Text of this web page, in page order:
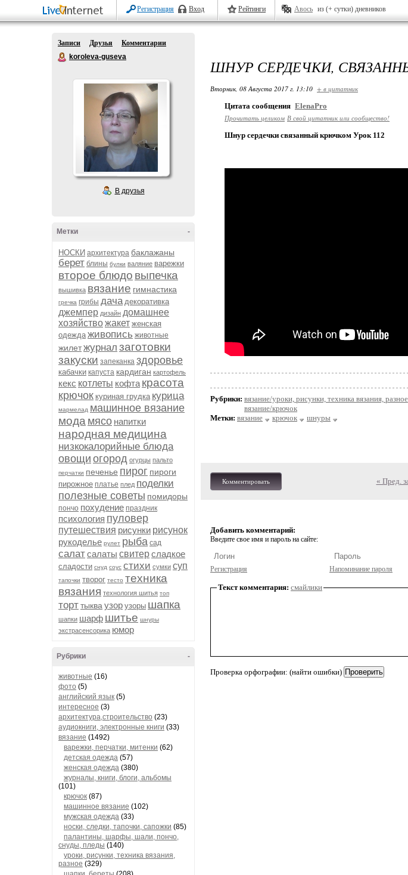
Регистрация Вход Рейтинги Авось из (+ сутки) дневников
Записи Друзья
Комментарии
koroleva-guseva
В друзья
-
Метки
НОСКИ архитектура баклажаны
берет блины булки валяние варежки
второе блюдо выпечка
вышивка вязание гимнастика
гречка грибы дача декоративка
джемпер дизайн домашнее
хозяйствожакет женская
одежда живопись животные
жилетжурнал заготовки
закуски запеканка здоровье
кабачки капуста кардиган картофель
кекс котлеты кофта красота
крючок куриная грудка курица
мармелад машинное вязание
мода мясо напитки
народная медицина
низкокалорийные блюда
овощи огород огурцы пальто
перчатки печенье пирог пироги
пирожное платье плед поделки
полезные советы помидоры
пончо похудение праздник
психология пуловер
путешествия рисунки рисунок
рукоделье рулет рыба сад
салатсалаты свитерсладкое
сладости снуд соус стихи сумки суп
тапочки творог тесто техника
вязания технология шитья топ
торттыква узор узоры шапка
шапки шарф шитье шнуры
экстрасенсорика юмор
-
Рубрики
животные (16)
фото (5)
английский язык (5)
интересное (3)
архитектура,строительство (23)
аудиокниги, электронные книги (33)
вязание (1492)
варежки, перчатки, митенки (62)
детская одежда (57)
женская одежда (380)
журналы, книги, блоги, альбомы
(101)
крючок (87)
машинное вязание (102)
мужская одежда (33)
носки, следки, тапочки, сапожки (85)
палантины, шарфы, шали, пончо,
снуды, пледы (140)
уроки, рисунки, техника вязания,
разное (329)
ШНУР СЕРДЕЧКИ,
Вторник, 08 Августа 2017 г. 13:10 + в цитатник
Цитата сообщения ElenaPro
Прочитать целиком В свой цитатник или сообщество!
Шнур сердечки связанный крючком Урок 112
Рубрики: вязание/уроки, рисунки, техника вязания, разное
вязание/крючок
Метки: вязание крючок шнуры
Комментировать « Пред.
Добавить комментарий:
Введите свое имя и пароль на сайте:
Регистрация Напоминание пароля
Текст комментария: смайлики
Проверка орфографии: (найти ошибки)